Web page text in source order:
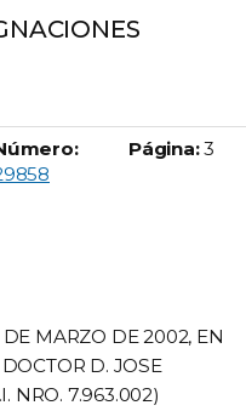
Oficial número:
Página: 3
MARZO DE 2002, EN
D. JOSE
NRO. 7.963.002)